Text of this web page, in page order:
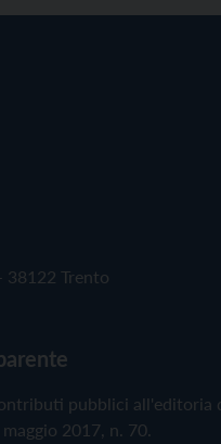
38122 Trento
pubblici all'editoria
2017, n. 70.